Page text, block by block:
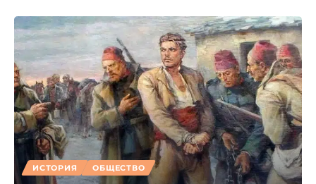
ИСТОРИЯ ОБЩЕСТВО